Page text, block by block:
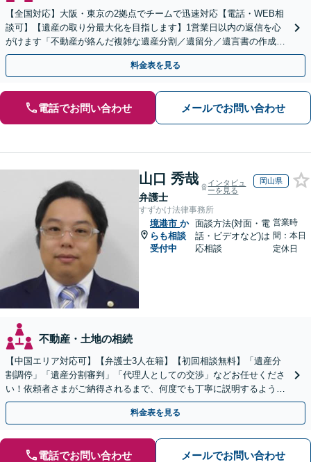
【全国対応】大阪・東京の2拠点でチームで迅速対応【電話・WEB相
談可】【遺産の取り分最大化を目指します】1営業日以内の返信を心
がけます「不動産が絡んだ複雑な遺産分割／遺留分／遺言書の作成・
執行／事業承継など、お任せください」【休日相談あり】
料金表を見る
電話でお問い合わせ メールでお問い合わせ
山口 秀哉
弁護士
インタビュ
ーを見る
岡山県
すずかけ法律事務所
境港市 か
らも相談
受付中
面談方法(対面・電
話・ビデオなど)は
応相談
営業時
間：本日
定休日
不動産・土地の相続
【中国エリア対応可】【弁護士3人在籍】【初回相談無料】「遺産分
割調停」「遺産分割審判」「代理人としての交渉」などお任せくださ
い！依頼者さまがご納得されるまで、何度でも丁寧に説明するよう心
掛けています【土日祝／夜間対応可】【当日／電話相談可】
料金表を見る
電話でお問い合わせ メールでお問い合わせ